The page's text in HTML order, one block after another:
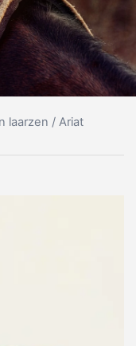
laarzen / Ariat